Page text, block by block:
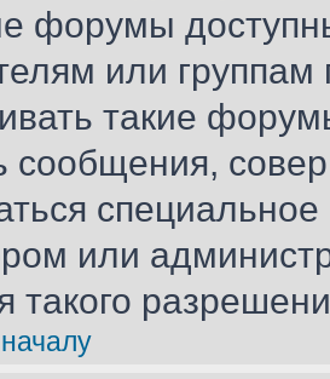
форумы
или
такие
сообщения,
или
такого